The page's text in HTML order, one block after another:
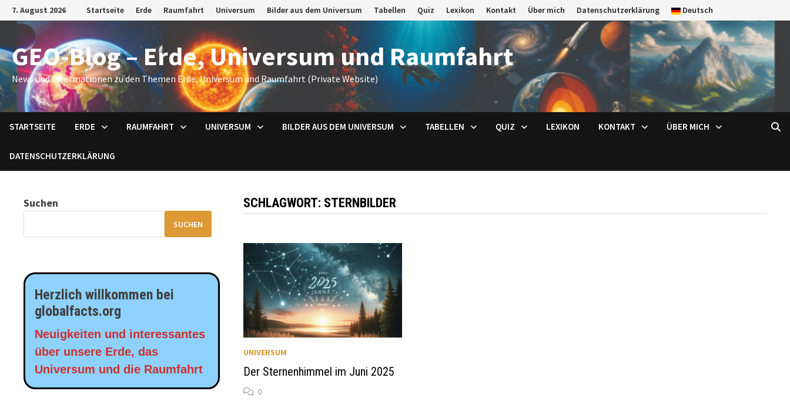
Zum
Inhalt
springen
7. August 2026 Startseite Erde Raumfahrt Universum Bilder aus dem Universum Tabellen Quiz Lexikon Kontakt Über mich Datenschutzerklärung Deutsch
GEO-Blog – Erde, Universum und Raumfahrt
News und Informationen zu den Themen Erde, Universum und Raumfahrt (Private Website)
STARTSEITE ERDE RAUMFAHRT UNIVERSUM BILDER AUS DEM UNIVERSUM TABELLEN QUIZ LEXIKON KONTAKT ÜBER MICH
DATENSCHUTZERKLÄRUNG
SCHLAGWORT: STERNBILDER
UNIVERSUM
Der Sternenhimmel im Juni 2025
0
Suchen
SUCHEN
Herzlich willkommen bei
globalfacts.org
Neuigkeiten und interessantes
über unsere Erde, das
Universum und die Raumfahrt